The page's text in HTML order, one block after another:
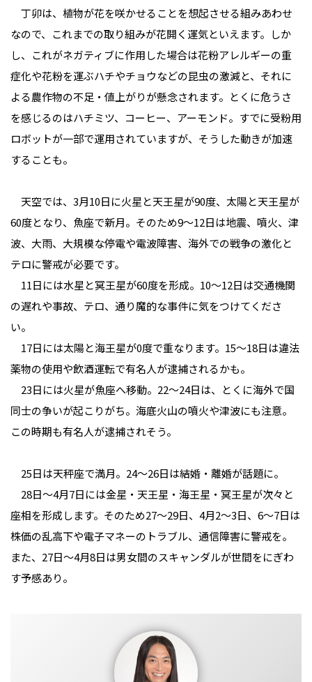
丁卯は、植物が花を咲かせることを想起させる組みあわせ
なので、これまでの取り組みが花開く運気といえます。しか
し、これがネガティブに作用した場合は花粉アレルギーの重
症化や花粉を運ぶハチやチョウなどの昆虫の激減と、それに
よる農作物の不足・値上がりが懸念されます。とくに危うさ
を感じるのはハチミツ、コーヒー、アーモンド。すでに受粉用
ロボットが一部で運用されていますが、そうした動きが加速
することも。
天空では、3月10日に火星と天王星が90度、太陽と天王星が
60度となり、魚座で新月。そのため9〜12日は地震、噴火、津
波、大雨、大規模な停電や電波障害、海外での戦争の激化と
テロに警戒が必要です。
11日には水星と冥王星が60度を形成。10〜12日は交通機関
の遅れや事故、テロ、通り魔的な事件に気をつけてくださ
い。
17日には太陽と海王星が0度で重なります。15〜18日は違法
薬物の使用や飲酒運転で有名人が逮捕されるかも。
23日には火星が魚座へ移動。22〜24日は、とくに海外で国
同士の争いが起こりがち。海底火山の噴火や津波にも注意。
この時期も有名人が逮捕されそう。
25日は天秤座で満月。24〜26日は結婚・離婚が話題に。
28日〜4月7日には金星・天王星・海王星・冥王星が次々と
座相を形成します。そのため27〜29日、4月2〜3日、6〜7日は
株価の乱高下や電子マネーのトラブル、通信障害に警戒を。
また、27日〜4月8日は男女間のスキャンダルが世間をにぎわ
す予感あり。